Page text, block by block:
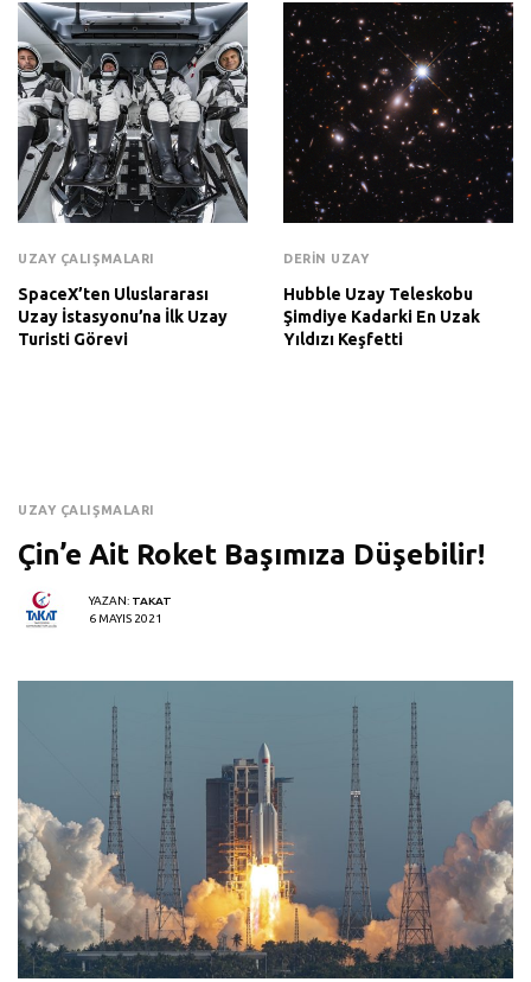
UZAY ÇALIŞMALARI
SpaceX’ten Uluslararası
Uzay İstasyonu’na İlk Uzay
Turisti Görevi
DERIN UZAY
Hubble Uzay Teleskobu
Şimdiye Kadarki En Uzak
Yıldızı Keşfetti
UZAY ÇALIŞMALARI
Çin’e Ait Roket Başımıza Düşebilir!
YAZAN: TAKAT
6 MAYIS 2021